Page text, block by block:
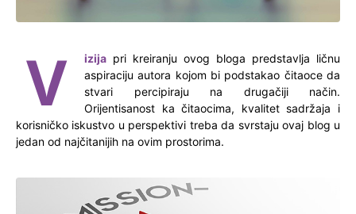
V izija pri kreiranju ovog bloga predstavlja ličnu
aspiraciju autora kojom bi podstakao čitaoce da
stvari percipiraju na drugačiji način.
Orijentisanost ka čitaocima, kvalitet sadržaja i
korisničko iskustvo u perspektivi treba da svrstaju ovaj blog u
jedan od najčitanijih na ovim prostorima.